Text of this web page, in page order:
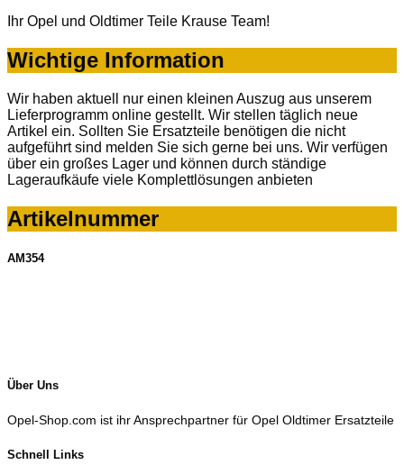
Ihr Opel und Oldtimer Teile Krause Team!
Wichtige Information
Wir haben aktuell nur einen kleinen Auszug aus unserem
Lieferprogramm online gestellt. Wir stellen täglich neue
Artikel ein. Sollten Sie Ersatzteile benötigen die nicht
aufgeführt sind melden Sie sich gerne bei uns. Wir verfügen
über ein großes Lager und können durch ständige
Lageraufkäufe viele Komplettlösungen anbieten
Artikelnummer
AM354
Über Uns
Opel-Shop.com ist ihr Ansprechpartner für Opel Oldtimer Ersatzteile
Schnell Links